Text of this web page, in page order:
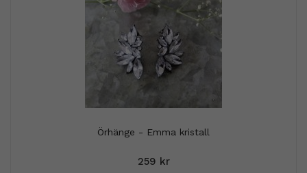
Örhänge - Emma kristall
259 kr